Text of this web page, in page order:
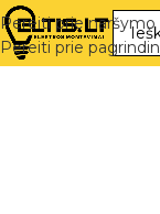
Pereiti prie naršymo
Pereiti prie